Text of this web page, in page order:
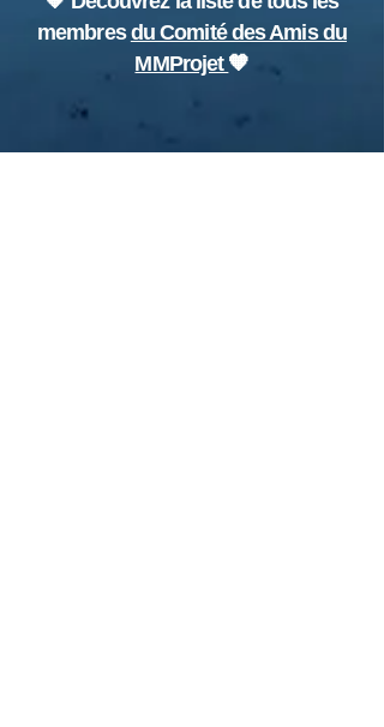
membres du Comité des Amis du
MMProjet 🧡